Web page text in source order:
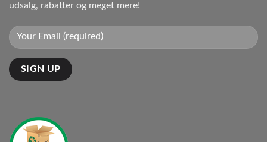
udsalg, rabatter og meget mere!